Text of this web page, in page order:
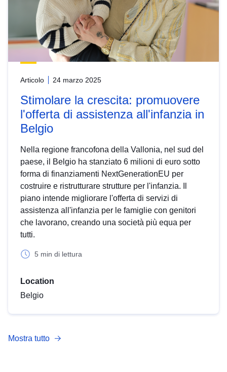
Articolo 24 marzo 2025
Stimolare la crescita: promuovere
l'offerta di assistenza all'infanzia in
Belgio
Nella regione francofona della Vallonia, nel sud del
paese, il Belgio ha stanziato 6 milioni di euro sotto
forma di finanziamenti NextGenerationEU per
costruire e ristrutturare strutture per l'infanzia. Il
piano intende migliorare l'offerta di servizi di
assistenza all'infanzia per le famiglie con genitori
che lavorano, creando una società più equa per
tutti.
5 min di lettura
Location
Belgio
Mostra tutto